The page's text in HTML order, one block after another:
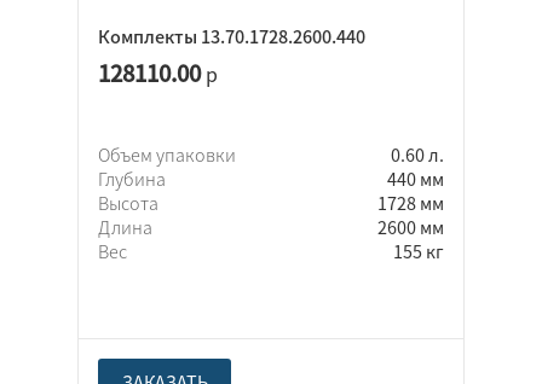
Комплекты 13.70.1728.2600.440
128110.00р
Объем упаковки
0.60 л.
Глубина
440 мм
Высота
1728 мм
Длина
2600 мм
Вес
155 кг